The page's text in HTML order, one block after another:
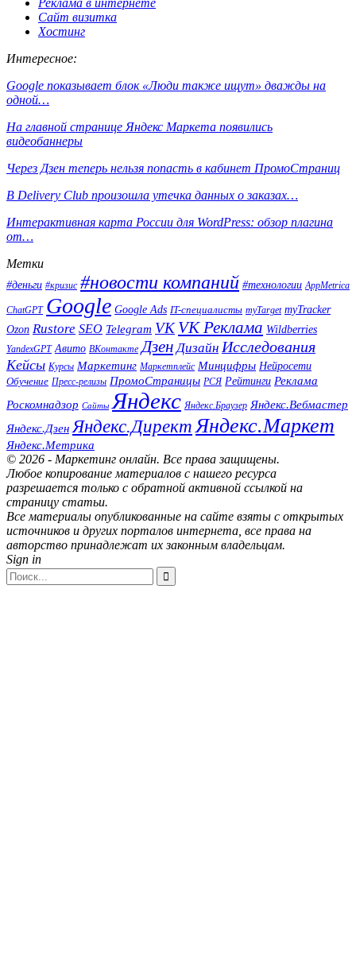
Сайт визитка
Хостинг
Интересное:
Google показывает блок «Люди также ищут» дважды на
одной…
На главной странице Яндекс Маркета появились
видеобаннеры
Через Дзен теперь нельзя попасть в кабинет ПромоСтраниц
В Delivery Club произошла утечка данных о заказах…
Интерактивная карта России для WordPress: обзор плагина
от…
Метки
#деньги #кризис #новости компаний #технологии AppMetrica
ChatGPT Google Google Ads IT-специалисты myTarget myTracker
Ozon Rustore SEO Telegram VK VK Реклама Wildberries
YandexGPT Авито ВКонтакте Дзен Дизайн Исследования
Кейсы Курсы Маркетинг Маркетплейс Минцифры Нейросети
Обучение Пресс-релизы ПромоСтраницы РСЯ Рейтинги Реклама
Роскомнадзор Сайты Яндекс Яндекс.Браузер Яндекс.Вебмастер
Яндекс.Дзен Яндекс.Директ Яндекс.Маркет
Яндекс.Метрика
© 2026 - Маркетинг онлайн. Все права защищены.
Любое копирование материалов с нашего ресурса
разрешается только с обратной активной ссылкой на
страницу статьи.
Все материалы опубликованные на сайте взяты с открытых
источников и других порталов интернета, все права на
авторство принадлежат их законным владельцам.
Sign in